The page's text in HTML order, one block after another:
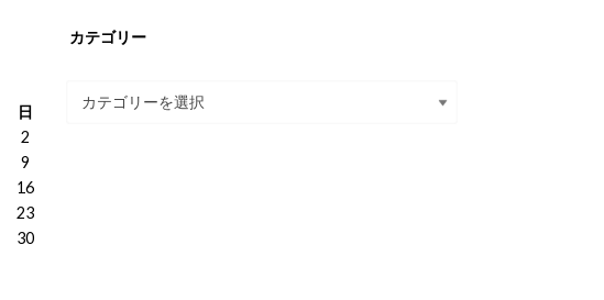
日
2
9
16
23
30
カテゴリー